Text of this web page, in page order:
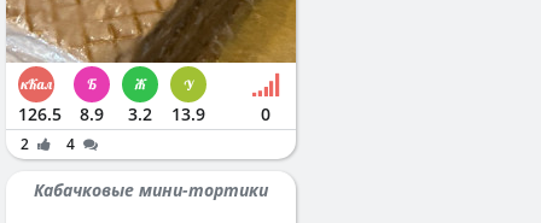
126.5 8.9 3.2 13.9 0
2 4
Кабачковые мини-тортики